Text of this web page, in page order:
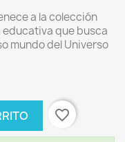
a la colección
educativa que busca
mundo del Universo
favorite_border